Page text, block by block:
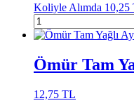
Koliyle Alımda 10,25
Ömür Tam
12,75 TL